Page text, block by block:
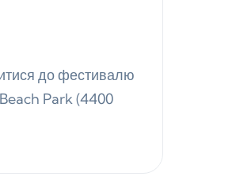
до фестивалю
Park (4400